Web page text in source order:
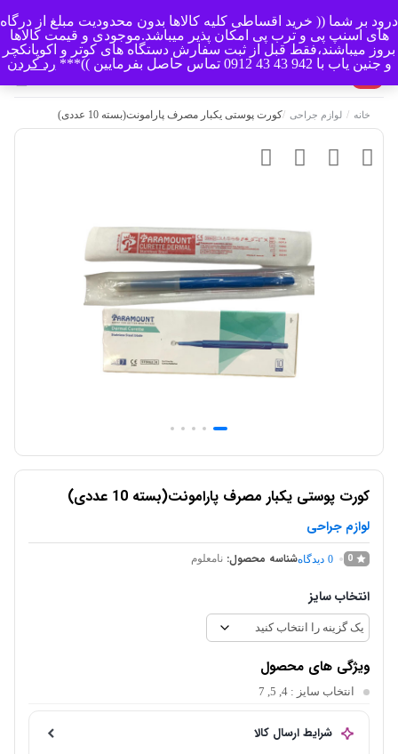
منو
0
خانه / لوازم جراحی /کورت پوستی یکبار مصرف پارامونت(بسته 10 عددی)
کورت پوستی یکبار مصرف پارامونت(بسته 10 عددی)
لوازم جراحی
0
0 دیدگاهشناسه محصول: نامعلوم
انتخاب سایز
ویژگی های محصول
انتخاب سایز : 4, 5, 7
شرایط ارسال کالا
درود بر شما (( خرید اقساطی کلیه کالاها بدون محدودیت مبلغ از درگاه
های اسنپ پی و ترب پی امکان پذیر میباشد.موجودی و قیمت کالاها
بروز میباشند،فقط قبل از ثبت سفارش دستگاه های کوتر و اکوپانکچر
و جنین یاب با 942 43 43 0912 تماس حاصل بفرمایین ))***
رد کردن